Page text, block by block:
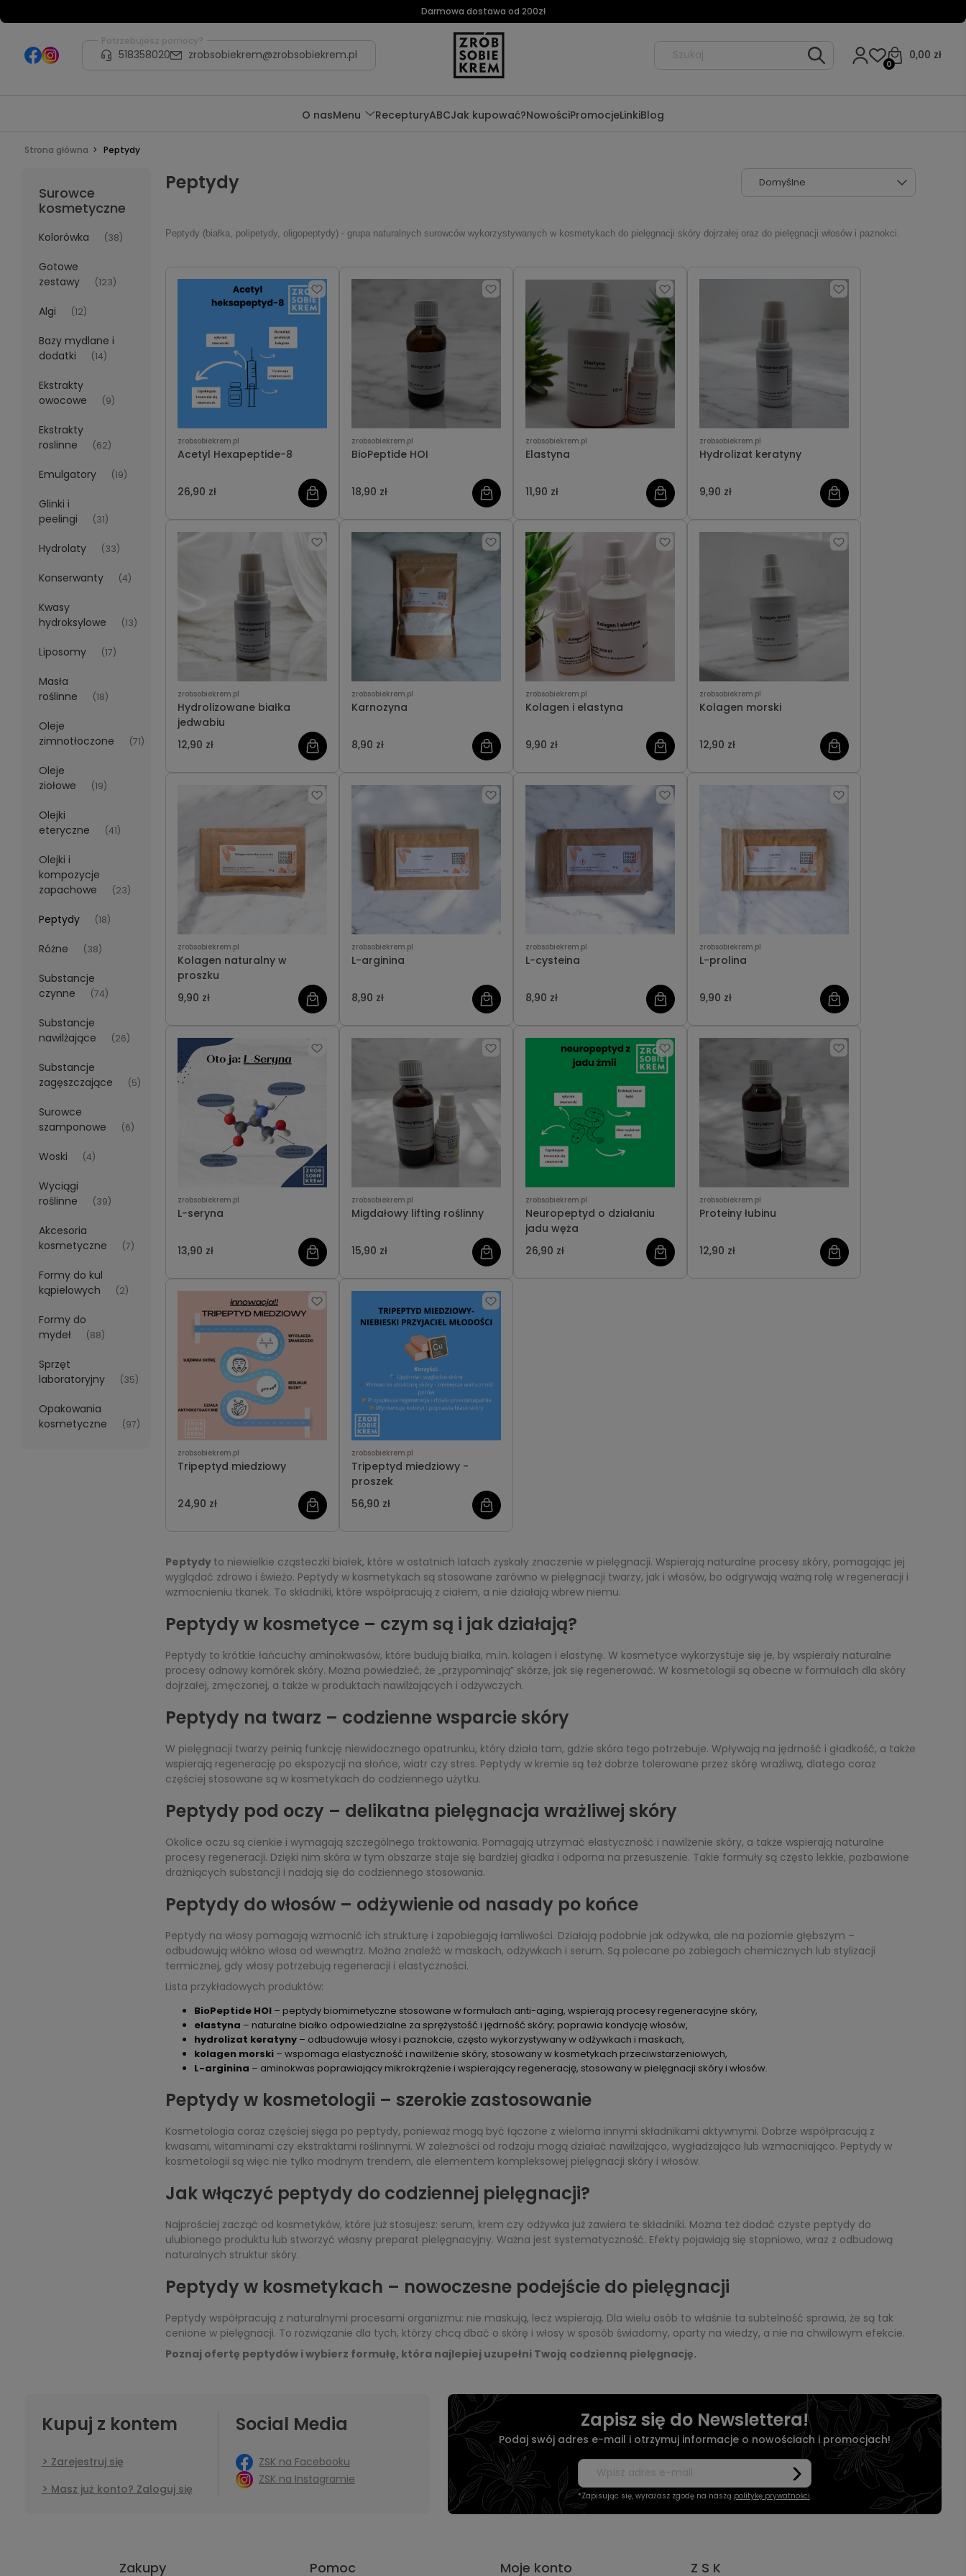
Darmowa dostawa od 200zł
Potrzebujesz pomocy?
518358020 zrobsobiekrem@zrobsobiekrem.pl 0,00 zł
0
O nasMenu RecepturyABCJak kupować?NowościPromocjeLinkiBlog
Strona główna Peptydy
Surowce
kosmetyczne
Kolorówka (38)
Gotowe
zestawy
(123)
Algi (12)
Bazy mydlane i
dodatki
(14)
Ekstrakty
owocowe
(9)
Ekstrakty
roslinne
(62)
Emulgatory (19)
Glinki i
peelingi
(31)
Hydrolaty (33)
Konserwanty (4)
Kwasy
hydroksylowe
(13)
Liposomy (17)
Masła
roślinne
(18)
Oleje
zimnotłoczone
(71)
Oleje
ziołowe
(19)
Olejki
eteryczne
(41)
Olejki i
kompozycje
zapachowe
(23)
Peptydy (18)
Różne (38)
Substancje
czynne
(74)
Substancje
nawilżające
(26)
Substancje
zagęszczające
(5)
Surowce
szamponowe
(6)
Woski (4)
Wyciągi
roślinne
(39)
Akcesoria
kosmetyczne
(7)
Formy do kul
kąpielowych
(2)
Formy do
mydeł
(88)
Sprzęt
laboratoryjny
(35)
Opakowania
kosmetyczne
(97)
Peptydy
Peptydy (białka, polipetydy, oligopeptydy) - grupa naturalnych surowców wykorzystywanych w kosmetykach do pielęgnacji skóry dojrzałej oraz do pielęgnacji włosów i paznokci.
zrobsobiekrem.pl
Acetyl Hexapeptide-8
26,90 zł
zrobsobiekrem.pl
BioPeptide HOI
18,90 zł
zrobsobiekrem.pl
Elastyna
11,90 zł
zrobsobiekrem.pl
Hydrolizat keratyny
9,90 zł
zrobsobiekrem.pl
Hydrolizowane białka
jedwabiu
12,90 zł
zrobsobiekrem.pl
Karnozyna
8,90 zł
zrobsobiekrem.pl
Kolagen i elastyna
9,90 zł
zrobsobiekrem.pl
Kolagen morski
12,90 zł
zrobsobiekrem.pl
Kolagen naturalny w
proszku
9,90 zł
zrobsobiekrem.pl
L-arginina
8,90 zł
zrobsobiekrem.pl
L-cysteina
8,90 zł
zrobsobiekrem.pl
L-prolina
9,90 zł
zrobsobiekrem.pl
L-seryna
13,90 zł
zrobsobiekrem.pl
Migdałowy lifting roślinny
15,90 zł
zrobsobiekrem.pl
Neuropeptyd o działaniu
jadu węża
26,90 zł
zrobsobiekrem.pl
Proteiny łubinu
12,90 zł
zrobsobiekrem.pl
Tripeptyd miedziowy
24,90 zł
zrobsobiekrem.pl
Tripeptyd miedziowy -
proszek
56,90 zł
Peptydy to niewielkie cząsteczki białek, które w ostatnich latach zyskały znaczenie w pielęgnacji. Wspierają naturalne procesy skóry, pomagając jej
wyglądać zdrowo i świeżo. Peptydy w kosmetykach są stosowane zarówno w pielęgnacji twarzy, jak i włosów, bo odgrywają ważną rolę w regeneracji i
wzmocnieniu tkanek. To składniki, które współpracują z ciałem, a nie działają wbrew niemu.
Peptydy w kosmetyce – czym są i jak działają?
Peptydy to krótkie łańcuchy aminokwasów, które budują białka, m.in. kolagen i elastynę. W kosmetyce wykorzystuje się je, by wspierały naturalne
procesy odnowy komórek skóry. Można powiedzieć, że „przypominają” skórze, jak się regenerować. W kosmetologii są obecne w formułach dla skóry
dojrzałej, zmęczonej, a także w produktach nawilżających i odżywczych.
Peptydy na twarz – codzienne wsparcie skóry
W pielęgnacji twarzy pełnią funkcję niewidocznego opatrunku, który działa tam, gdzie skóra tego potrzebuje. Wpływają na jędrność i gładkość, a także
wspierają regenerację po ekspozycji na słońce, wiatr czy stres. Peptydy w kremie są też dobrze tolerowane przez skórę wrażliwą, dlatego coraz
częściej stosowane są w kosmetykach do codziennego użytku.
Peptydy pod oczy – delikatna pielęgnacja wrażliwej skóry
Okolice oczu są cienkie i wymagają szczególnego traktowania. Pomagają utrzymać elastyczność i nawilżenie skóry, a także wspierają naturalne
procesy regeneracji. Dzięki nim skóra w tym obszarze staje się bardziej gładka i odporna na przesuszenie. Takie formuły są często lekkie, pozbawione
drażniących substancji i nadają się do codziennego stosowania.
Peptydy do włosów – odżywienie od nasady po końce
Peptydy na włosy pomagają wzmocnić ich strukturę i zapobiegają łamliwości. Działają podobnie jak odżywka, ale na poziomie głębszym –
odbudowują włókno włosa od wewnątrz. Można znaleźć w maskach, odżywkach i serum. Są polecane po zabiegach chemicznych lub stylizacji
termicznej, gdy włosy potrzebują regeneracji i elastyczności.
Lista przykładowych produktów:
BioPeptide HOI– peptydy biomimetyczne stosowane w formułach anti-aging, wspierają procesy regeneracyjne skóry,
elastyna – naturalne białko odpowiedzialne za sprężystość i jędrność skóry; poprawia kondycję włosów,
hydrolizat keratyny – odbudowuje włosy i paznokcie, często wykorzystywany w odżywkach i maskach,
kolagen morski – wspomaga elastyczność i nawilżenie skóry, stosowany w kosmetykach przeciwstarzeniowych,
L-arginina – aminokwas poprawiający mikrokrążenie i wspierający regenerację, stosowany w pielęgnacji skóry i włosów.
Peptydy w kosmetologii – szerokie zastosowanie
Kosmetologia coraz częściej sięga po peptydy, ponieważ mogą być łączone z wieloma innymi składnikami aktywnymi. Dobrze współpracują z
kwasami, witaminami czy ekstraktami roślinnymi. W zależności od rodzaju mogą działać nawilżająco, wygładzająco lub wzmacniająco. Peptydy w
kosmetologii są więc nie tylko modnym trendem, ale elementem kompleksowej pielęgnacji skóry i włosów.
Jak włączyć peptydy do codziennej pielęgnacji?
Najprościej zacząć od kosmetyków, które już stosujesz: serum, krem czy odżywka już zawiera te składniki. Można też dodać czyste peptydy do
ulubionego produktu lub stworzyć własny preparat pielęgnacyjny. Ważna jest systematyczność. Efekty pojawiają się stopniowo, wraz z odbudową
naturalnych struktur skóry.
Peptydy w kosmetykach – nowoczesne podejście do pielęgnacji
Peptydy współpracują z naturalnymi procesami organizmu: nie maskują, lecz wspierają. Dla wielu osób to właśnie ta subtelność sprawia, że są tak
cenione w pielęgnacji. To rozwiązanie dla tych, którzy chcą dbać o skórę i włosy w sposób świadomy, oparty na wiedzy, a nie na chwilowym efekcie.
Poznaj ofertę peptydów i wybierz formułę, która najlepiej uzupełni Twoją codzienną pielęgnację.
Kupuj z kontem
Zarejestruj się
Masz już konto? Zaloguj się
Social Media
ZSK na Facebooku
ZSK na Instagramie
Zapisz się do Newslettera!
Podaj swój adres e-mail i otrzymuj informacje o nowościach i promocjach!
*Zapisując się, wyrażasz zgodę na naszą politykę prywatności.
Zakupy Pomoc Moje konto Z S K